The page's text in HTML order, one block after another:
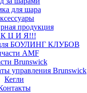
для шара
продукция
Ц И Я!!!
БОУЛИНГ КЛУБОВ
AMF
Brunswick
управления Brunswick
Кегли